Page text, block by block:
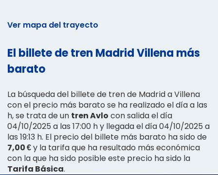
Ver mapa del trayecto
El billete de tren Madrid Villena más
barato
La búsqueda del billete de tren de Madrid a Villena
con el precio más barato se ha realizado el día a las
h, se trata de un tren Avlo con salida el día
04/10/2025 a las 17:00 h y llegada el día 04/10/2025 a
las 19:13 h. El precio del billete más barato ha sido de
7,00 €y la tarifa que ha resultado más económica
con la que ha sido posible este precio ha sido la
Tarifa Básica.